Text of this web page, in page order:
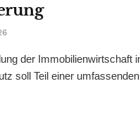
der Immobilienwirtschaft
soll Teil einer umfassenden